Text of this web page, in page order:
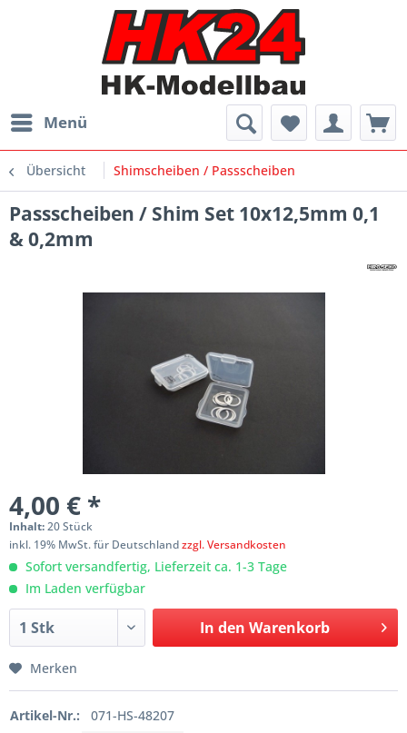
Menü
Übersicht Shimscheiben / Passscheiben
Passscheiben / Shim Set 10x12,5mm 0,1
& 0,2mm
4,00 € *
Inhalt:20 Stück
inkl. 19% MwSt. für Deutschlandzzgl. Versandkosten
Sofort versandfertig, Lieferzeit ca. 1-3 Tage
Im Laden verfügbar
In den Warenkorb
Merken
Artikel-Nr.:
071-HS-48207